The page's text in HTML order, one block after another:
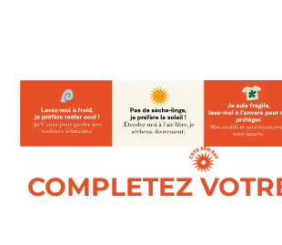
COMPLETEZ